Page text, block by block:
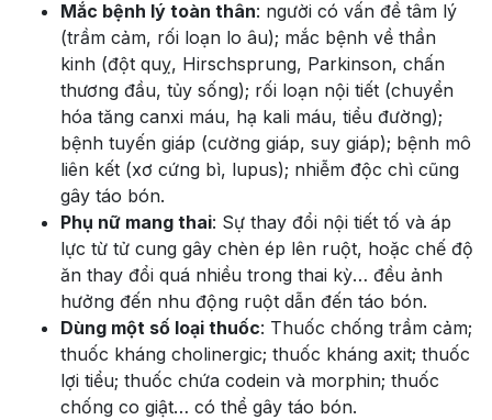
Mắc bệnh lý toàn thân: người có vấn đề tâm lý
(trầm cảm, rối loạn lo âu); mắc bệnh về thần
kinh (đột quỵ, Hirschsprung, Parkinson, chấn
thương đầu, tủy sống); rối loạn nội tiết (chuyển
hóa tăng canxi máu, hạ kali máu, tiểu đường);
bệnh tuyến giáp (cường giáp, suy giáp); bệnh mô
liên kết (xơ cứng bì, lupus); nhiễm độc chì cũng
gây táo bón.
Phụ nữ mang thai: Sự thay đổi nội tiết tố và áp
lực từ tử cung gây chèn ép lên ruột, hoặc chế độ
ăn thay đổi quá nhiều trong thai kỳ… đều ảnh
hưởng đến nhu động ruột dẫn đến táo bón.
Dùng một số loại thuốc: Thuốc chống trầm cảm;
thuốc kháng cholinergic; thuốc kháng axit; thuốc
lợi tiểu; thuốc chứa codein và morphin; thuốc
chống co giật… có thể gây táo bón.